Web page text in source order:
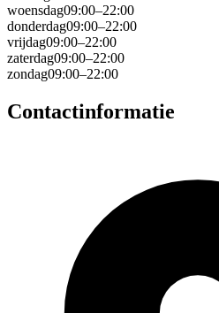
woensdag09:00–22:00
donderdag09:00–22:00
vrijdag09:00–22:00
zaterdag09:00–22:00
zondag09:00–22:00
Contactinformatie